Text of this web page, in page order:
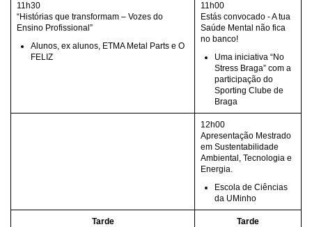
11h30
“Histórias que transformam – Vozes do
Ensino Profissional”
Alunos, ex alunos, ETMA Metal Parts e O
FELIZ
11h00
Estás convocado - A tua
Saúde Mental não fica
no banco!
Uma iniciativa “No
Stress Braga” com a
participação do
Sporting Clube de
Braga
12h00
Apresentação Mestrado
em Sustentabilidade
Ambiental, Tecnologia e
Energia.
Escola de Ciências
da UMinho
Tarde Tarde